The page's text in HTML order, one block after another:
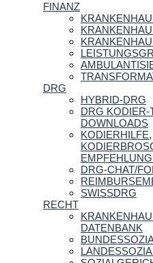
FINANZ
DRG
HYBRID-DRG
DRG KODIER-
DOWNLOADS
KODIERHILFE,
DRG-CHAT/
SWISSDRG
RECHT
DATENBANK